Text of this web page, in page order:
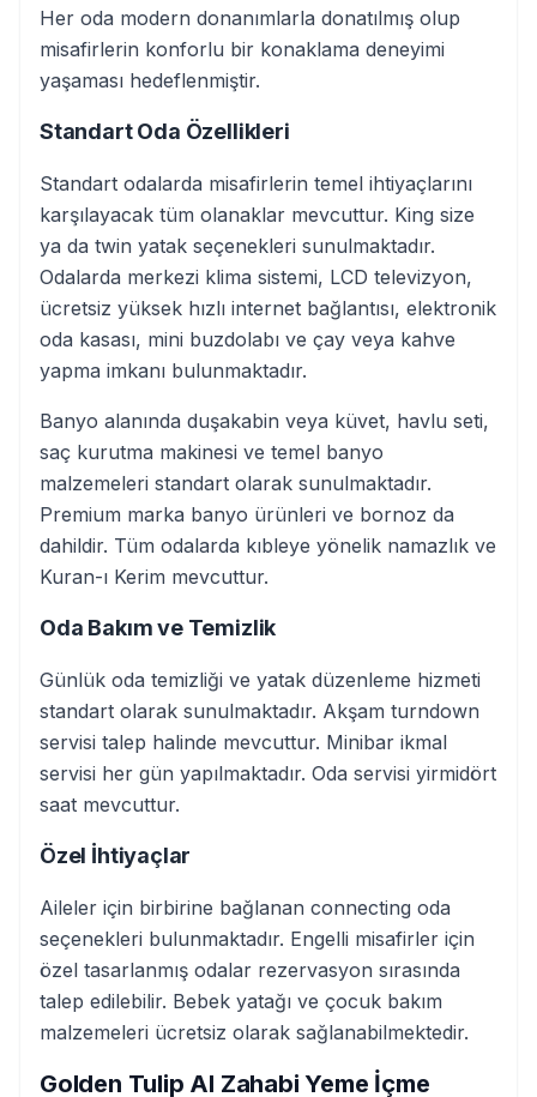
Her oda modern donanımlarla donatılmış olup
misafirlerin konforlu bir konaklama deneyimi
yaşaması hedeflenmiştir.
Standart Oda Özellikleri
Standart odalarda misafirlerin temel ihtiyaçlarını
karşılayacak tüm olanaklar mevcuttur. King size
ya da twin yatak seçenekleri sunulmaktadır.
Odalarda merkezi klima sistemi, LCD televizyon,
ücretsiz yüksek hızlı internet bağlantısı, elektronik
oda kasası, mini buzdolabı ve çay veya kahve
yapma imkanı bulunmaktadır.
Banyo alanında duşakabin veya küvet, havlu seti,
saç kurutma makinesi ve temel banyo
malzemeleri standart olarak sunulmaktadır.
Premium marka banyo ürünleri ve bornoz da
dahildir. Tüm odalarda kıbleye yönelik namazlık ve
Kuran-ı Kerim mevcuttur.
Oda Bakım ve Temizlik
Günlük oda temizliği ve yatak düzenleme hizmeti
standart olarak sunulmaktadır. Akşam turndown
servisi talep halinde mevcuttur. Minibar ikmal
servisi her gün yapılmaktadır. Oda servisi yirmidört
saat mevcuttur.
Özel İhtiyaçlar
Aileler için birbirine bağlanan connecting oda
seçenekleri bulunmaktadır. Engelli misafirler için
özel tasarlanmış odalar rezervasyon sırasında
talep edilebilir. Bebek yatağı ve çocuk bakım
malzemeleri ücretsiz olarak sağlanabilmektedir.
Golden Tulip Al Zahabi Yeme İçme